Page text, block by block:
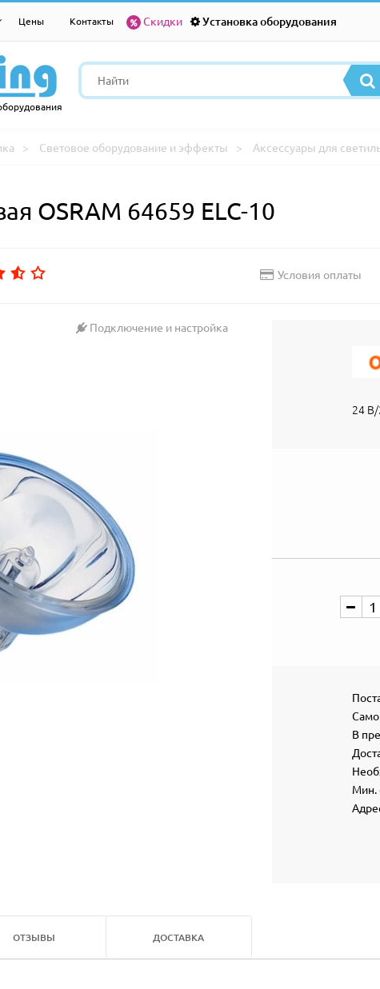
Цены Контакты Скидки Установка оборудования
Световое оборудование и эффекты Аксессуары для
OSRAM 64659 ELC-10
Условия оплаты
Подключение и настройка
24 В/
В
Мин.
ОТЗЫВЫ ДОСТАВКА